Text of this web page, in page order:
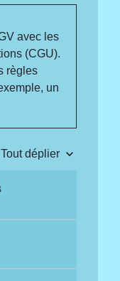
avec les
(CGU).
règles
un
Tout déplier keyboard_arrow_down